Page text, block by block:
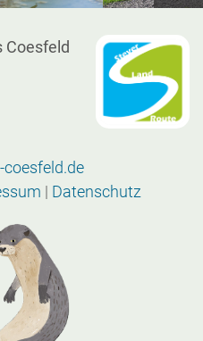
Coesfeld
| Datenschutz